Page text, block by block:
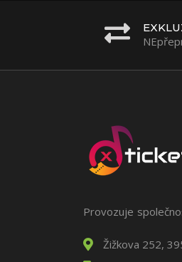
Provozuje
Žižkova 252,